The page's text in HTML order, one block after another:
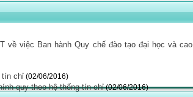
về việc Ban hành Quy chế đào tạo đại học và cao
tín chỉ (02/06/2016)
quy theo hệ thống tín chỉ (02/06/2016)